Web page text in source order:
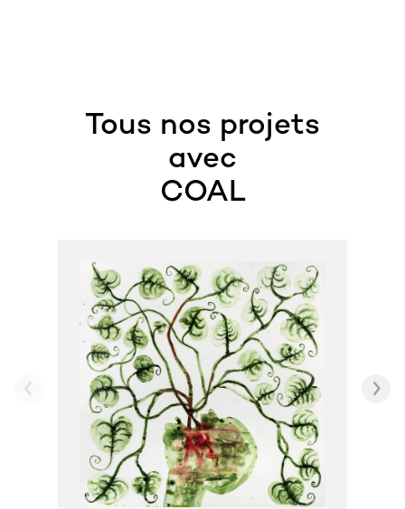
Tous nos projets
avec
COAL